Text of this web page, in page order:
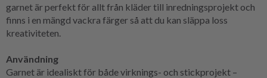
garnet är perfekt för allt från kläder till inredningsprojekt och
finns i en mängd vackra färger så att du kan släppa loss
kreativiteten.
Användning
Garnet är idealiskt för både virknings- och stickprojekt –